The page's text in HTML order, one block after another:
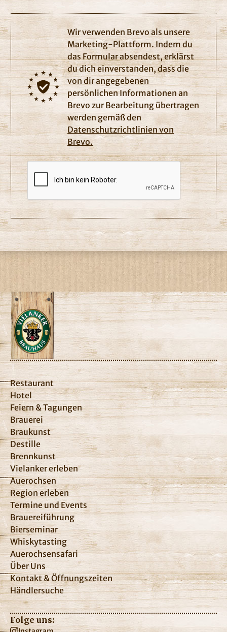
Wir verwenden Brevo als unsere
Marketing-Plattform. Indem du
das Formular absendest, erklärst
du dich einverstanden, dass die
von dir angegebenen
persönlichen Informationen an
Brevo zur Bearbeitung übertragen
werden gemäß den
Datenschutzrichtlinien von
Brevo.
Restaurant
Hotel
Feiern & Tagungen
Brauerei
Braukunst
Destille
Brennkunst
Vielanker erleben
Auerochsen
Region erleben
Termine und Events
Brauereiführung
Bierseminar
Whiskytasting
Auerochsensafari
Über Uns
Kontakt & Öffnungszeiten
Händlersuche
Folge uns: